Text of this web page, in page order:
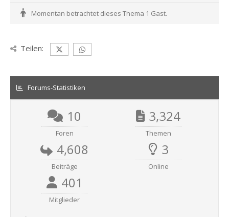
Momentan betrachtet dieses Thema 1 Gast.
Teilen:
Forums-Statistiken
10
Foren
3,324
Themen
4,608
Beiträge
3
Online
401
Mitglieder